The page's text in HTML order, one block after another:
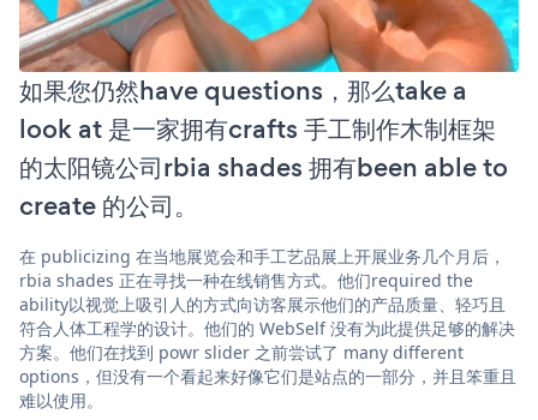
如果您仍然have questions，那么take a
look at 是一家拥有crafts 手工制作木制框架
的太阳镜公司rbia shades 拥有been able to
create 的公司。
在 publicizing 在当地展览会和手工艺品展上开展业务几个月后，
rbia shades 正在寻找一种在线销售方式。他们required the
ability以视觉上吸引人的方式向访客展示他们的产品质量、轻巧且
符合人体工程学的设计。他们的 WebSelf 没有为此提供足够的解决
方案。他们在找到 powr slider 之前尝试了 many different
options，但没有一个看起来好像它们是站点的一部分，并且笨重且
难以使用。